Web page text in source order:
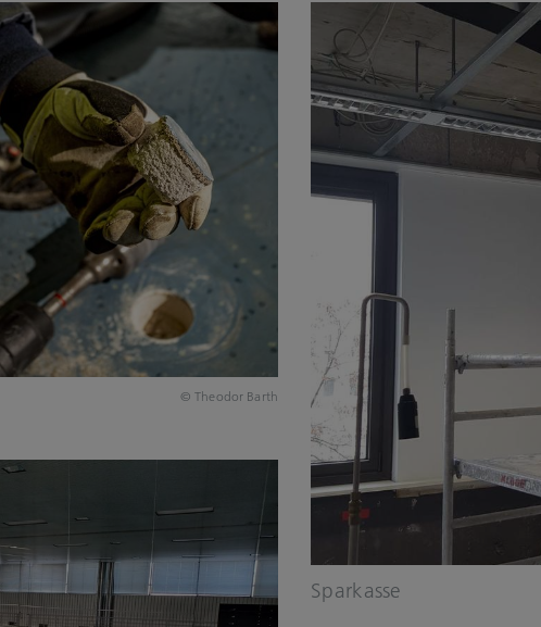
© Theodor Barth
Sparkasse